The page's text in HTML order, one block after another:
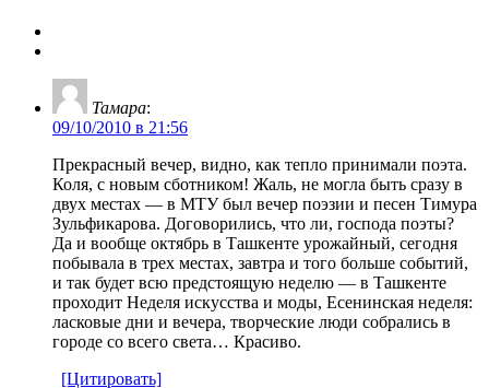
Тамара:
09/10/2010 в 21:56
Прекрасный вечер, видно, как тепло принимали поэта.
Коля, с новым сботником! Жаль, не могла быть сразу в
двух местах — в МТУ был вечер поэзии и песен Тимура
Зульфикарова. Договорились, что ли, господа поэты?
Да и вообще октябрь в Ташкенте урожайный, сегодня
побывала в трех местах, завтра и того больше событий,
и так будет всю предстоящую неделю — в Ташкенте
проходит Неделя искусства и моды, Есенинская неделя:
ласковые дни и вечера, творческие люди собрались в
городе со всего света… Красиво.
[Цитировать]